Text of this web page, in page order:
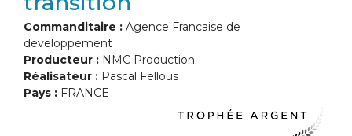
Commanditaire : Agence Francaise de
developpement
Producteur : NMC Production
Réalisateur : Pascal Fellous
Pays : FRANCE